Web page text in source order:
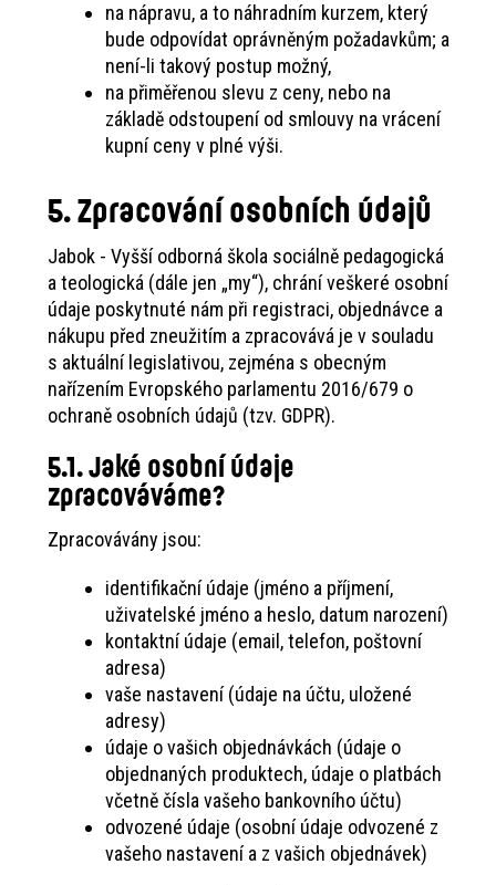
na nápravu, a to náhradním kurzem, který
bude odpovídat oprávněným požadavkům; a
není-li takový postup možný,
na přiměřenou slevu z ceny, nebo na
základě odstoupení od smlouvy na vrácení
kupní ceny v plné výši.
5. Zpracování osobních údajů
Jabok - Vyšší odborná škola sociálně pedagogická
a teologická (dále jen „my“), chrání veškeré osobní
údaje poskytnuté nám při registraci, objednávce a
nákupu před zneužitím a zpracovává je v souladu
s aktuální legislativou, zejména s obecným
nařízením Evropského parlamentu 2016/679 o
ochraně osobních údajů (tzv. GDPR).
5.1. Jaké osobní údaje
zpracováváme?
Zpracovávány jsou:
identifikační údaje (jméno a příjmení,
uživatelské jméno a heslo, datum narození)
kontaktní údaje (email, telefon, poštovní
adresa)
vaše nastavení (údaje na účtu, uložené
adresy)
údaje o vašich objednávkách (údaje o
objednaných produktech, údaje o platbách
včetně čísla vašeho bankovního účtu)
odvozené údaje (osobní údaje odvozené z
vašeho nastavení a z vašich objednávek)